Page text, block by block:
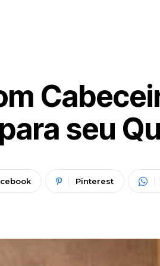
para seu
Pinterest